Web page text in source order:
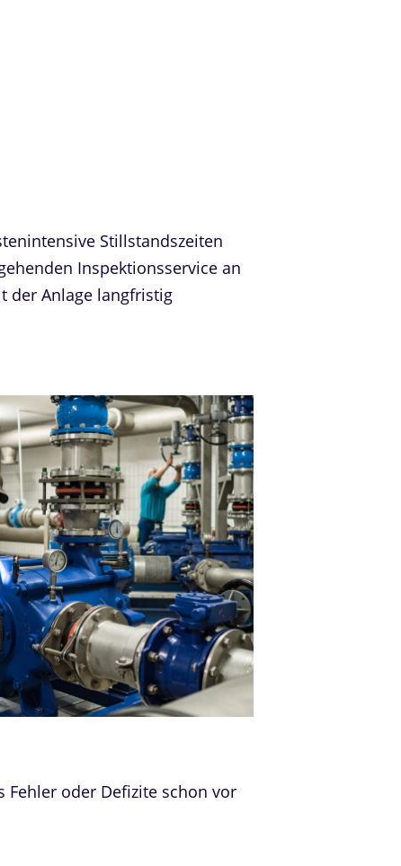
Stillstandszeiten
Inspektionsservice an
der Anlage langfristig
Fehler oder Defizite schon vor